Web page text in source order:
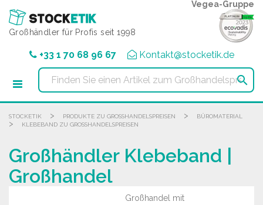
Großhändler für Profis seit 1998
Vegea-Gruppe
+33 1 70 68 96 67 Kontakt@stocketik.de

STOCKETIK > PRODUKTE ZU GROSSHANDELSPREISEN > BÜROMATERIAL
> KLEBEBAND ZU GROSSHANDELSPREISEN
Großhändler Klebeband |
Großhandel
Großhandel mit